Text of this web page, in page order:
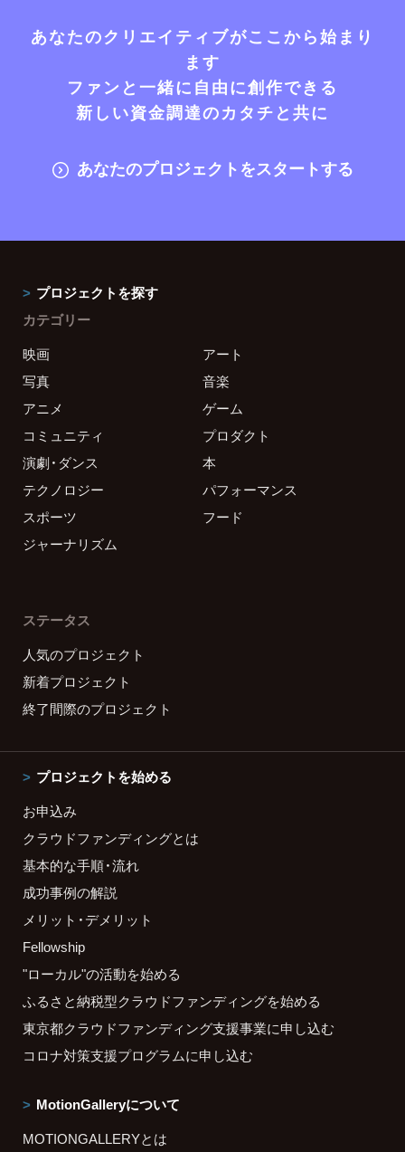
あなたのクリエイティブがここから始まり
ます
ファンと一緒に自由に創作できる
新しい資金調達のカタチと共に
あなたのプロジェクトをスタートする
プロジェクトを探す
カテゴリー
映画
アート
写真
音楽
アニメ
ゲーム
コミュニティ
プロダクト
演劇・ダンス
本
テクノロジー
パフォーマンス
スポーツ
フード
ジャーナリズム
ステータス
人気のプロジェクト
新着プロジェクト
終了間際のプロジェクト
プロジェクトを始める
お申込み
クラウドファンディングとは
基本的な手順・流れ
成功事例の解説
メリット・デメリット
Fellowship
"ローカル"の活動を始める
ふるさと納税型クラウドファンディングを始める
東京都クラウドファンディング支援事業に申し込む
コロナ対策支援プログラムに申し込む
MotionGalleryについて
MOTIONGALLERYとは